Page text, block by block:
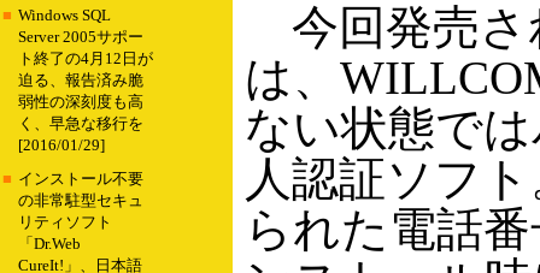
■ Windows SQL
Server 2005サポー
ト終了の4月12日が
迫る、報告済み脆
弱性の深刻度も高
く、早急な移行を
[2016/01/29]
■ インストール不要
の非常駐型セキュ
リティソフト
「Dr.Web
CureIt!」、日本語
今回発売さ
は、
ない状態で
人認証ソフ
られた電話